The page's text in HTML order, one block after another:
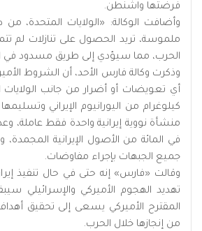
فرضتها واشنطن.
وأضافت الوكالة: «الولايات المتحدة، من
ملموسة، تريد الحصول على تنازلات لم
الحرب، مما سيؤدي إلى طريق مسدود في
وذكرت وكالة فارس الأحد، أن الشروط
كيلوغرام من اليورانيوم الإيراني
في المائة من الأصول الإيرانية
جميع الجبهات بإجراء مفاوضات.
وقالت «فارس» إنه حتى في حال تنفيذ
تهديد الهجوم الأميركي والإسرائيلي
المقترح الأميركي يسعى إلى تحقيق
من إنجازها خلال الحرب.